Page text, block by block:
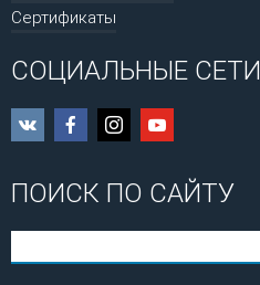
Сертификаты
СОЦИАЛЬНЫЕ СЕТИ
ПОИСК ПО САЙТУ